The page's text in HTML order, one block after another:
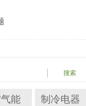
搜索
能
制冷电器